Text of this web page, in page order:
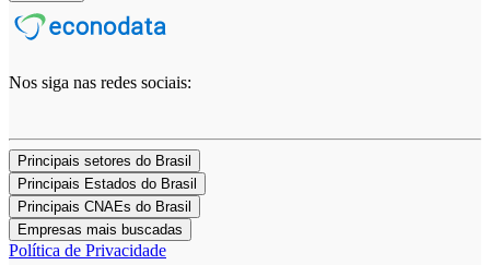
Nos siga nas redes sociais:
Principais setores do Brasil
Principais Estados do Brasil
Principais CNAEs do Brasil
Empresas mais buscadas
Política de Privacidade